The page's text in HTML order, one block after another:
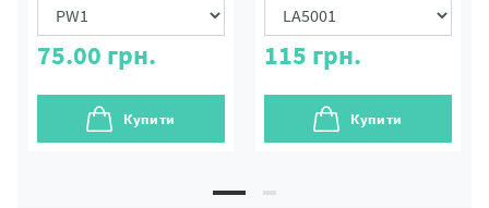
75.00 грн.
Купити
115 грн.
Купити